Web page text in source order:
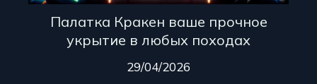
Палатка Кракен ваше прочное
укрытие в любых походах
29/04/2026